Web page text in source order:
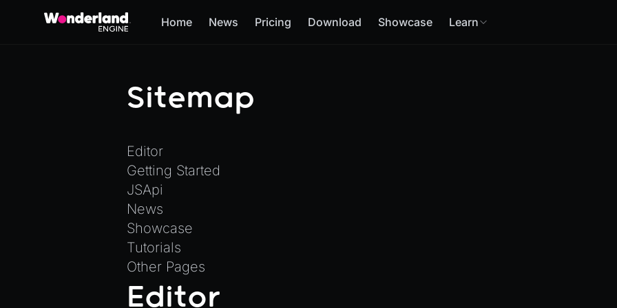
Home News Pricing Download Showcase Learn
Sitemap
Editor
Getting Started
JSApi
News
Showcase
Tutorials
Other Pages
Editor